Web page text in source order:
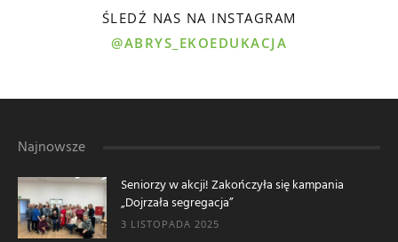
ŚLEDŹ NAS NA INSTAGRAM
@ABRYS_EKOEDUKACJA
Najnowsze
Seniorzy w akcji! Zakończyła się kampania
„Dojrzała segregacja”
3 LISTOPADA 2025